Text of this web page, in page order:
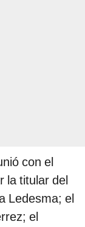
con el
la titular del
Ledesma; el
el